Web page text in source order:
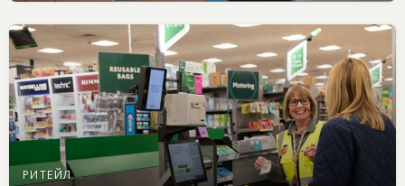
РИТЕЙЛ